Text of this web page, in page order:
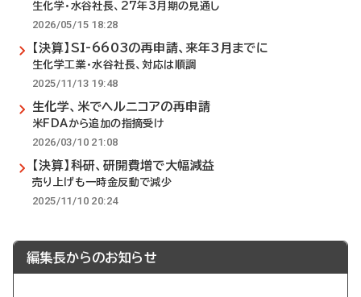
生化学・水谷社長、27年3月期の見通し
2026/05/15 18:28
【決算】SI-6603の再申請、来年3月までに
生化学工業・水谷社長、対応は順調
2025/11/13 19:48
生化学、米でヘルニコアの再申請
米FDAから追加の指摘受け
2026/03/10 21:08
【決算】科研、研開費増で大幅減益
売り上げも一時金反動で減少
2025/11/10 20:24
編集長からのお知らせ